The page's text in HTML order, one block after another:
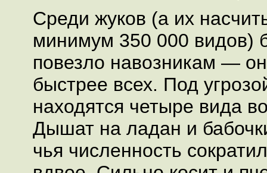
Среди жуков (а их
минимум 350 000 видов)
повезло навозникам —
быстрее всех. Под
находятся четыре вида
Дышат на ладан и
чья численность